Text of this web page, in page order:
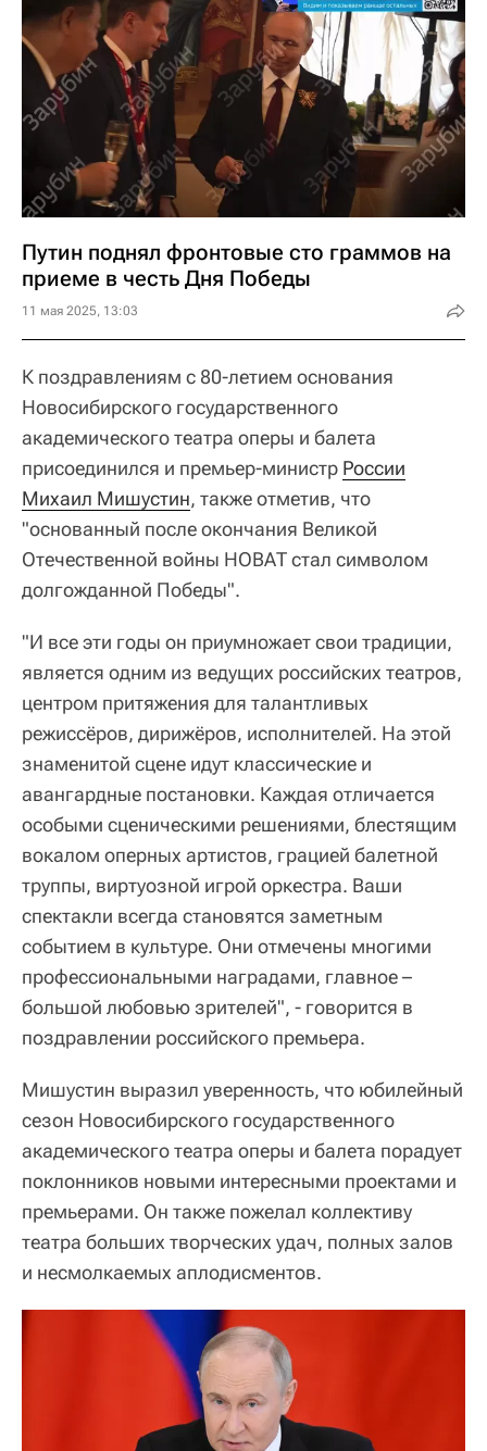
Путин поднял фронтовые сто граммов на
приеме в честь Дня Победы
11 мая 2025, 13:03
К поздравлениям с 80-летием основания
Новосибирского государственного
академического театра оперы и балета
присоединился и премьер-министр России
Михаил Мишустин, также отметив, что
"основанный после окончания Великой
Отечественной войны НОВАТ стал символом
долгожданной Победы".
"И все эти годы он приумножает свои традиции,
является одним из ведущих российских театров,
центром притяжения для талантливых
режиссёров, дирижёров, исполнителей. На этой
знаменитой сцене идут классические и
авангардные постановки. Каждая отличается
особыми сценическими решениями, блестящим
вокалом оперных артистов, грацией балетной
труппы, виртуозной игрой оркестра. Ваши
спектакли всегда становятся заметным
событием в культуре. Они отмечены многими
профессиональными наградами, главное –
большой любовью зрителей", - говорится в
поздравлении российского премьера.
Мишустин выразил уверенность, что юбилейный
сезон Новосибирского государственного
академического театра оперы и балета порадует
поклонников новыми интересными проектами и
премьерами. Он также пожелал коллективу
театра больших творческих удач, полных залов
и несмолкаемых аплодисментов.